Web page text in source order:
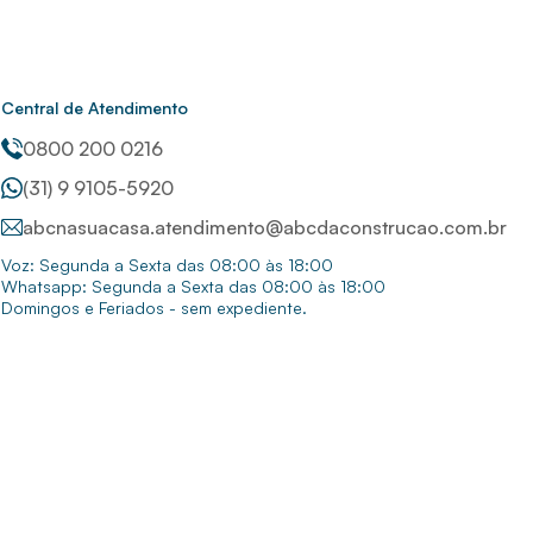
Central de Atendimento
0800 200 0216
(31) 9 9105-5920
abcnasuacasa.atendimento@abcdaconstrucao.com.br
Voz: Segunda a Sexta das 08:00 às 18:00
Whatsapp: Segunda a Sexta das 08:00 às 18:00
Domingos e Feriados - sem expediente.